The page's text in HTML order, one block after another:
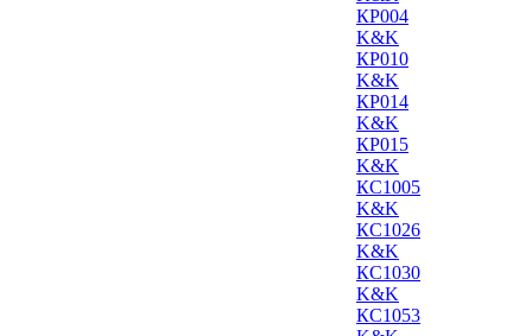
КР004
K&K
КР010
K&K
КР014
K&K
КР015
K&K
КС1005
K&K
КС1026
K&K
КС1030
K&K
КС1053